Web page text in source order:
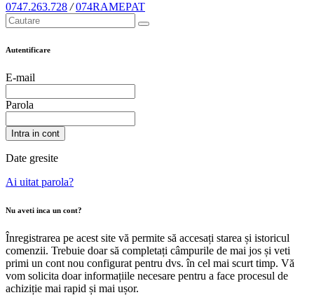
0747.263.728 / 074RAMEPAT
Autentificare
E-mail
Parola
Intra in cont
Date gresite
Ai uitat parola?
Nu aveti inca un cont?
Înregistrarea pe acest site vă permite să accesați starea și istoricul
comenzii. Trebuie doar să completați câmpurile de mai jos și veti
primi un cont nou configurat pentru dvs. în cel mai scurt timp. Vă
vom solicita doar informațiile necesare pentru a face procesul de
achiziție mai rapid și mai ușor.